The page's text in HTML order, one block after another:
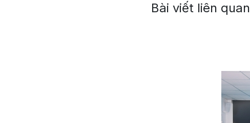
Bài viết liên quan